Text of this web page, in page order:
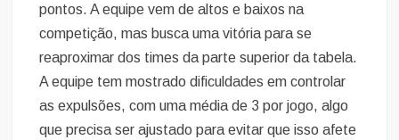
pontos. A equipe vem de altos e baixos na
competição, mas busca uma vitória para se
reaproximar dos times da parte superior da tabela.
A equipe tem mostrado dificuldades em controlar
as expulsões, com uma média de 3 por jogo, algo
que precisa ser ajustado para evitar que isso afete